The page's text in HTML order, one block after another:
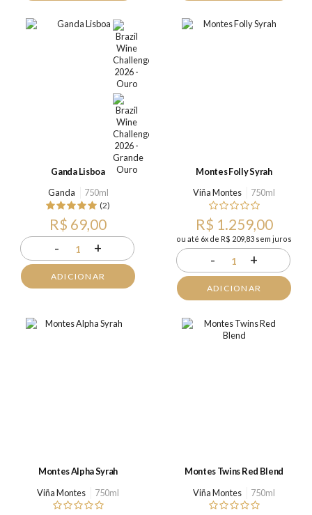
Ganda Lisboa
Ganda
750ml
(2)
R$ 69,00
- 1 +
ADICIONAR
Montes Folly Syrah
Viña Montes
750ml
R$ 1.259,00
ou até 6x de R$ 209,83 sem juros
- 1 +
ADICIONAR
Montes Alpha Syrah
Viña Montes
750ml
Montes Twins Red Blend
Viña Montes
750ml